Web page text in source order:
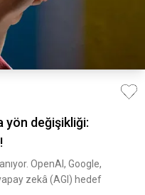
yön değişikliği:
OpenAI, Google,
zekâ (AGI) hedef